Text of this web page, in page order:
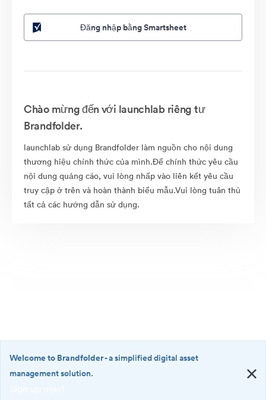
Đăng nhập bằng Smartsheet
Chào mừng đến với launchlab riêng tư
Brandfolder.
launchlab sử dụng Brandfolder làm nguồn cho nội dung
thương hiệu chính thức của mình.Để chính thức yêu cầu
nội dung quảng cáo, vui lòng nhấp vào liên kết yêu cầu
truy cập ở trên và hoàn thành biểu mẫu.Vui lòng tuân thủ
tất cả các hướng dẫn sử dụng.
Welcome to Brandfolder- a simplified digital asset
management solution.